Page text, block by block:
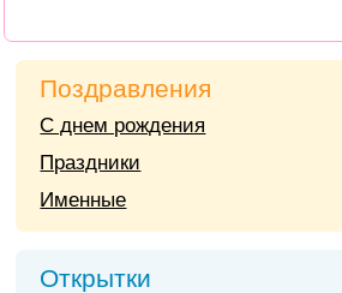
Поздравления
С днем рождения
Праздники
Именные
Открытки